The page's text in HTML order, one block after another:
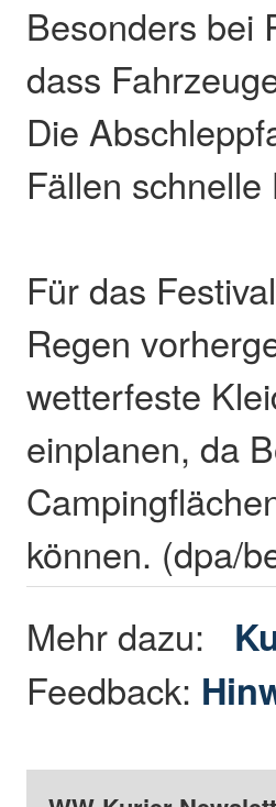
Besonders bei
dass
Die
Fällen
Für das
Regen
wetterfeste
einplanen, da
können. (dpa/
Mehr dazu:
Feedback: